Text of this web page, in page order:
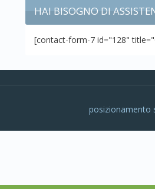
HAI BISOGNO DI
[contact-form-7 id="128"
posizionamento